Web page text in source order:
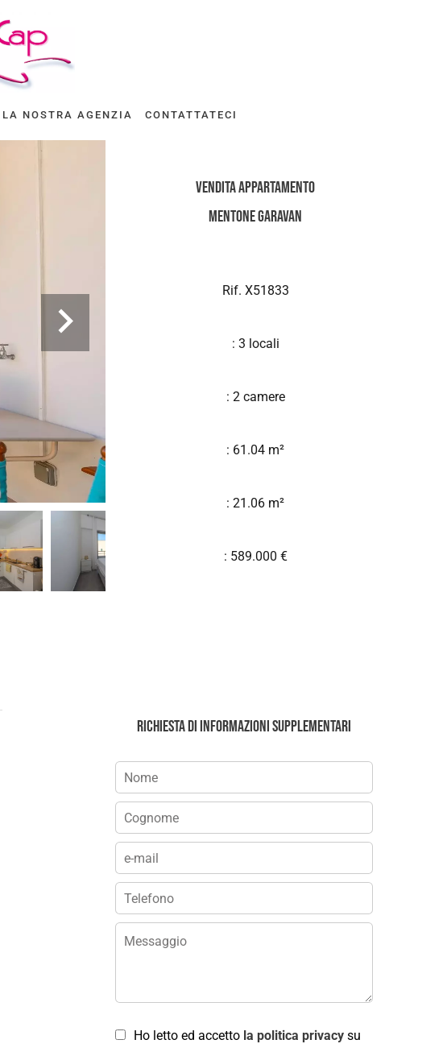
LA NOSTRA AGENZIA CONTATTATECI
Vendita Appartamento
Mentone Garavan
Rif. X51833
: 3 locali
: 2 camere
: 61.04 m²
: 21.06 m²
: 589.000 €
Richiesta di informazioni supplementari
Ho letto ed accetto la politica privacy su